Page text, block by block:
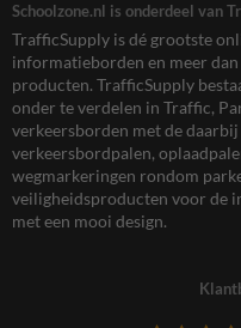
Schoolzone.nl is onderdeel van
TrafficSupply is dé grootste
informatieborden en meer
producten. TrafficSupply
onder te verdelen in Traffic,
verkeersborden met de
verkeersbordpalen,
wegmarkeringen rondom
veiligheidsproducten voor de
met een mooi design.